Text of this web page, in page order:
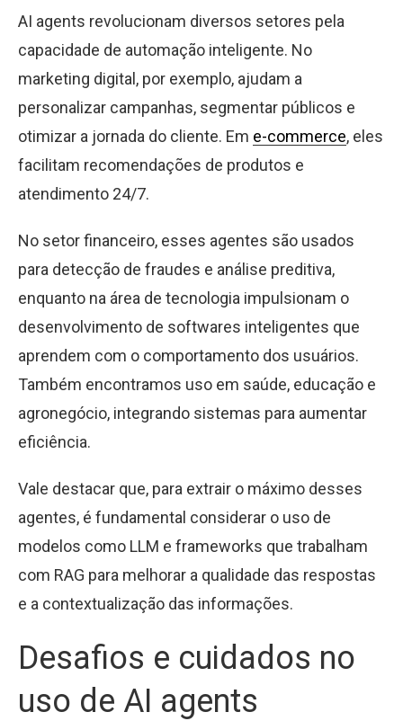
AI agents revolucionam diversos setores pela
capacidade de automação inteligente. No
marketing digital, por exemplo, ajudam a
personalizar campanhas, segmentar públicos e
otimizar a jornada do cliente. Em e-commerce, eles
facilitam recomendações de produtos e
atendimento 24/7.
No setor financeiro, esses agentes são usados
para detecção de fraudes e análise preditiva,
enquanto na área de tecnologia impulsionam o
desenvolvimento de softwares inteligentes que
aprendem com o comportamento dos usuários.
Também encontramos uso em saúde, educação e
agronegócio, integrando sistemas para aumentar
eficiência.
Vale destacar que, para extrair o máximo desses
agentes, é fundamental considerar o uso de
modelos como LLM e frameworks que trabalham
com RAG para melhorar a qualidade das respostas
e a contextualização das informações.
Desafios e cuidados no
uso de AI agents